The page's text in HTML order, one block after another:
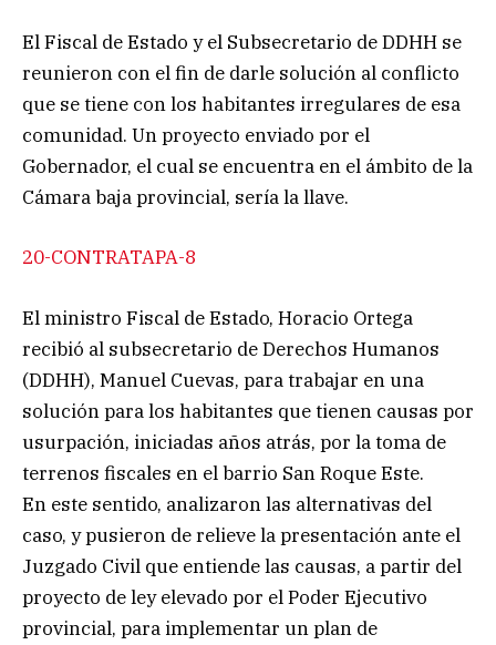
El Fiscal de Estado y el Subsecretario de DDHH se
reunieron con el fin de darle solución al conflicto
que se tiene con los habitantes irregulares de esa
comunidad. Un proyecto enviado por el
Gobernador, el cual se encuentra en el ámbito de la
Cámara baja provincial, sería la llave.
20-CONTRATAPA-8
El ministro Fiscal de Estado, Horacio Ortega
recibió al subsecretario de Derechos Humanos
(DDHH), Manuel Cuevas, para trabajar en una
solución para los habitantes que tienen causas por
usurpación, iniciadas años atrás, por la toma de
terrenos fiscales en el barrio San Roque Este.
En este sentido, analizaron las alternativas del
caso, y pusieron de relieve la presentación ante el
Juzgado Civil que entiende las causas, a partir del
proyecto de ley elevado por el Poder Ejecutivo
provincial, para implementar un plan de